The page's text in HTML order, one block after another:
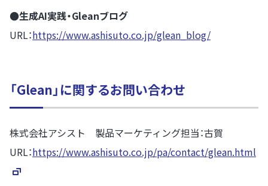
●生成AI実践・Gleanブログ
URL：https://www.ashisuto.co.jp/glean_blog/
「Glean」に関するお問い合わせ
株式会社アシスト 製品マーケティング担当：古賀
URL：https://www.ashisuto.co.jp/pa/contact/glean.html